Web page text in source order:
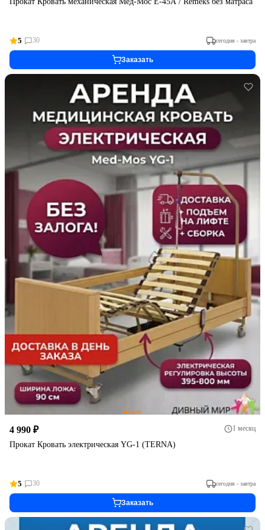
5 30 сегодня - завтра
Заказать
4 990 ₽ 1 месяц
Прокат Кровать электрическая YG-1 (TERNA)
5 30 сегодня - завтра
Заказать